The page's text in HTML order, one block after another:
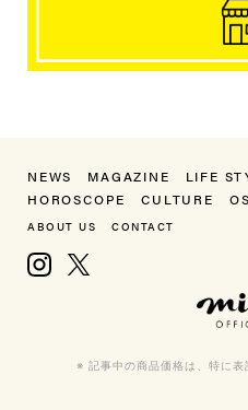
NEWS MAGAZINE LIFE
HOROSCOPE
CULTURE
ABOUT US CONTACT
Instagram
※ 記事中の商品価格は、特に表